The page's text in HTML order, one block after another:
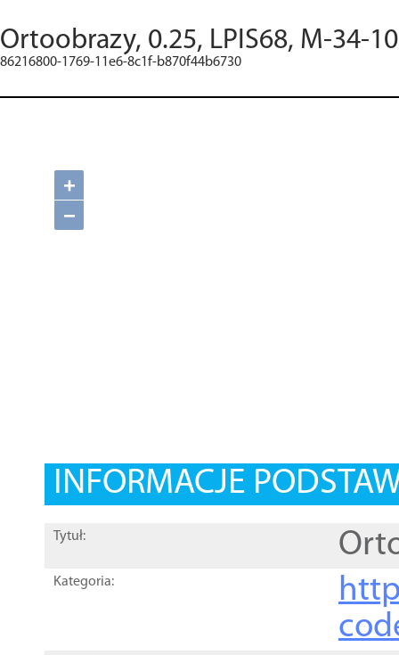
Ortoobrazy, 0.25, LPIS68, M-34-
86216800-1769-11e6-8c1f-b870f44b6730
+
−
INFORMACJE
Tytuł:
Kategoria: